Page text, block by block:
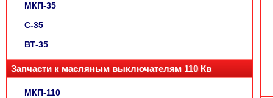
МКП-35
С-35
ВТ-35
Запчасти к масляным выключателям 110 Кв
МКП-110